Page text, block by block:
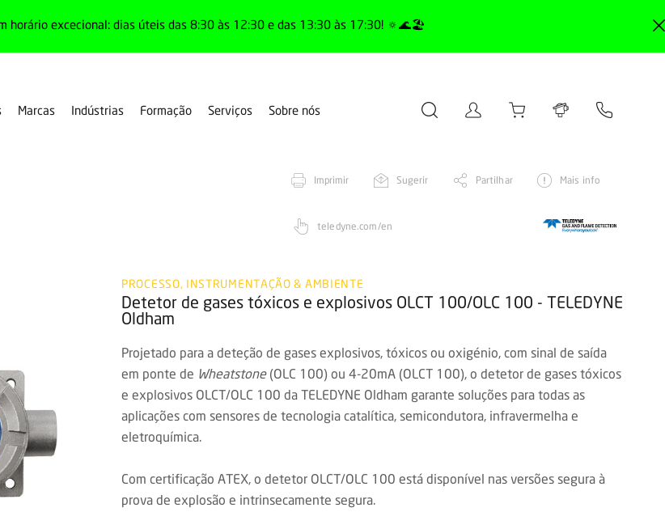
horário excecional: dias úteis das 8:30 às 12:30 e das 13:30 às 17:30! 🔅🌊🏖️
Marcas Indústrias Formação Serviços Sobre nós
Imprimir
Sugerir Partilhar Mais info
teledyne.com/en
PROCESSO, INSTRUMENTAÇÃO & AMBIENTE
Detetor de gases tóxicos e explosivos OLCT 100/OLC 100 - TELEDYNE
Oldham
Projetado para a deteção de gases explosivos, tóxicos ou oxigénio, com sinal de saída
em ponte de Wheatstone(OLC 100) ou 4-20mA (OLCT 100), o detetor de gases tóxicos
e explosivos OLCT/OLC 100 da TELEDYNE Oldham garante soluções para todas as
aplicações com sensores de tecnologia catalítica, semicondutora, infravermelha e
eletroquímica.
Com certificação ATEX, o detetor OLCT/OLC 100 está disponível nas versões segura à
prova de explosão e intrinsecamente segura.